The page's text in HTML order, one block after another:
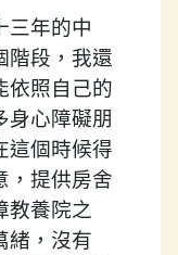
年的中
階段，我還
依照自己的
身心障礙朋
這個時候得
，提供房舍
教養院之
緒，沒有